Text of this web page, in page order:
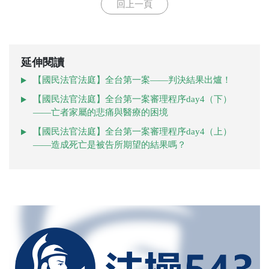
回上一頁
延伸閱讀
【國民法官法庭】全台第一案——判決結果出爐！
【國民法官法庭】全台第一案審理程序day4（下）
——亡者家屬的悲痛與醫療的困境
【國民法官法庭】全台第一案審理程序day4（上）
——造成死亡是被告所期望的結果嗎？